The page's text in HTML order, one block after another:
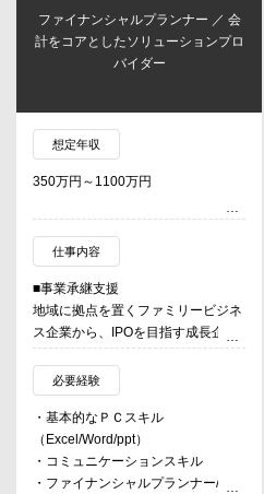
ファイナンシャルプランナー ／ 会
計をコアとしたソリューションプロ
バイダー
想定年収
350万円～1100万円
仕事内容
■事業承継支援
地域に拠点を置くファミリービジネ
ス企業から、IPOを目指す成長企業
まで、幅広いクライアントに対し、
経営者との対話を通じて企業に最適
な事業承継プランを共に考え、株式
の承継のみならず、幅広い視点でお
客様の成長の”実現”を支援する。
事業承継・組織再編の実施により顕
在化するさまざまな経営課題に、公
必要経験
・基本的なＰＣスキル
（Excel/Word/ppt）
・コミュニケーションスキル
・ファイナンシャルプランナー/FP